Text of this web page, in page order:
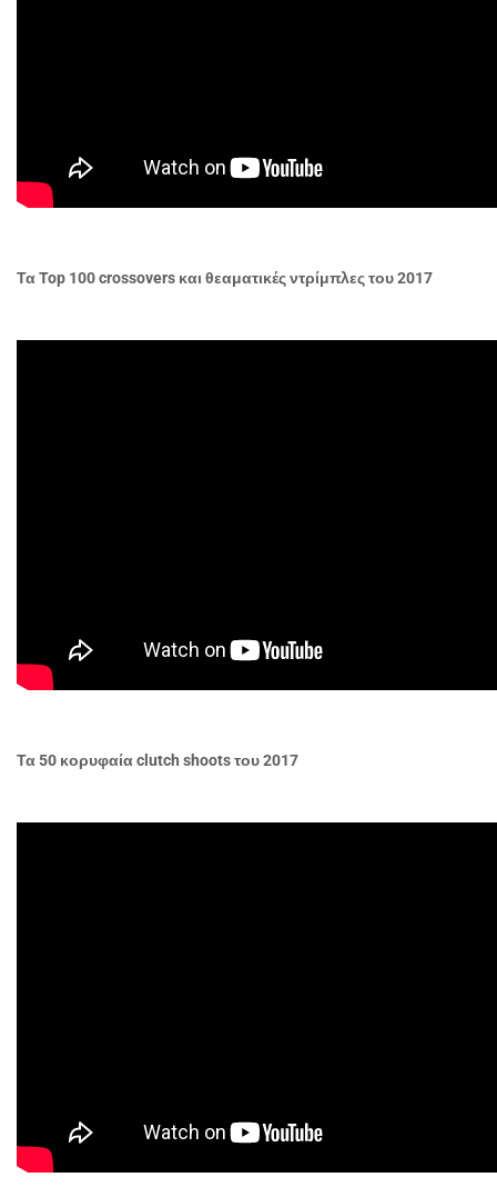
ΤαTop 100crossovers και θεαματικές ντρίμπλες του 2017
Τα 50 κορυφαίαclutch shootsτου 2017